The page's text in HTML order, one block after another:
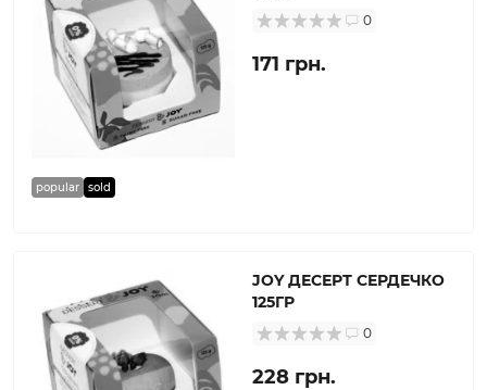
popular sold
0
171 грн.
JOY ДЕСЕРТ СЕРДЕЧКО
125ГР
0
228 грн.